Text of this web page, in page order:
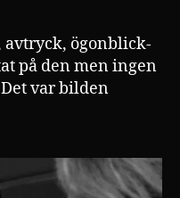
ögonblick-
på den men ingen
var bilden